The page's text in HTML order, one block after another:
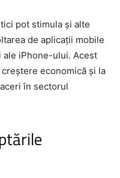
pot stimula și alte
de aplicații mobile
ale iPhone-ului. Acest
economică și la
în sectorul